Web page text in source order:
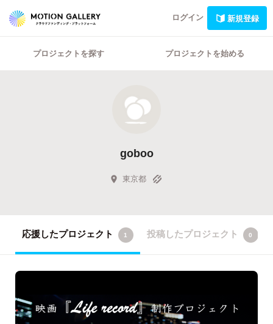
ログイン 新規登録
プロジェクトを探す プロジェクトを始める
goboo
東京都
応援したプロジェクト 1 投稿したプロジェクト 0